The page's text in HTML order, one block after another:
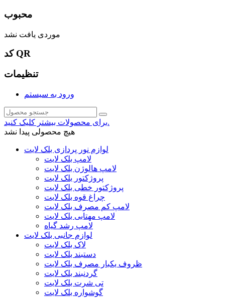
محبوب
موردی یافت نشد
کد QR
تنظیمات
ورود به سیستم
برای محصولات بیشتر کلیک کنید.
هیچ محصولی پیدا نشد
لوازم نور پردازی بلک لایت
لامپ بلک لایت
لامپ هالوژن بلک لایت
پروژکتور بلک لایت
پروژکتور خطی بلک لایت
چراغ قوه بلک لایت
لامپ کم مصرف بلک لایت
لامپ مهتابی بلک لایت
لامپ رشد گیاه
لوازم جانبی بلک لایت
لاک بلک لایت
دستبند بلک لایت
ظروف یکبار مصرف بلک لایت
گردنبند بلک لایت
تی شرت بلک لایت
گوشواره بلک لایت